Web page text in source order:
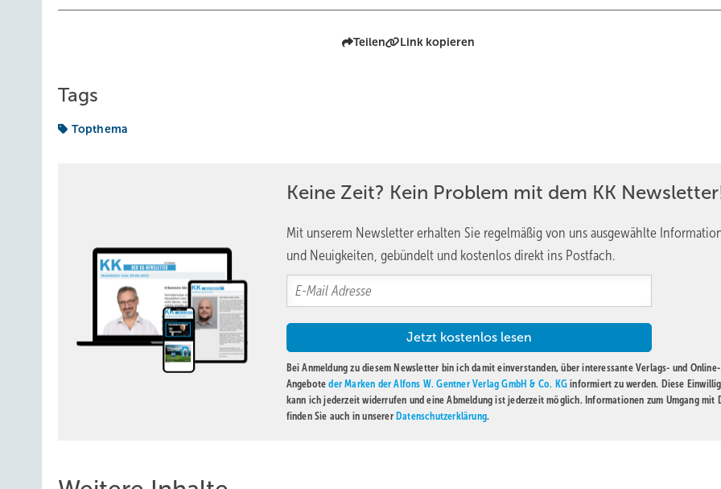
Teilen Link kopieren
Tags
Topthema
Keine Zeit? Kein Problem mit dem KK
Mit unserem Newsletter erhalten Sie regelmäßig von uns ausgewählte
und Neuigkeiten, gebündelt und kostenlos direkt ins Postfach.
Bei Anmeldung zu diesem Newsletter bin ich damit einverstanden, über interessante Verlags- und Online-
Angeboteder Marken der Alfons W. Gentner Verlag GmbH & Co. KG informiert zu werden. Diese
kann ich jederzeit widerrufen und eine Abmeldung ist jederzeit möglich. Informationen zum Umgang mit
finden Sie auch in unserer Datenschutzerklärung.